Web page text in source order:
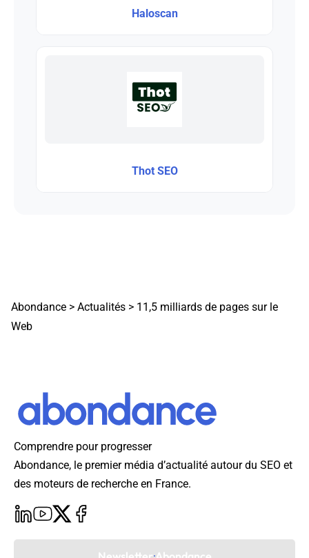
Haloscan
Thot SEO
Abondance > Actualités > 11,5 milliards de pages sur le
Web
Comprendre pour progresser
Abondance, le premier média d’actualité autour du SEO et
des moteurs de recherche en France.